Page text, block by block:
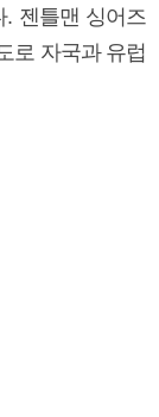
젠틀맨 싱어즈
로 자국과 유럽